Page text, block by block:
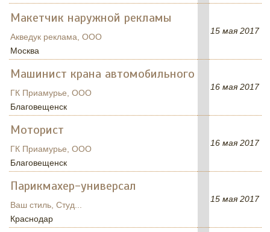
Макетчик наружной рекламы
Акведук реклама, ООО
Москва
15 мая 2017
Машинист крана автомобильного
ГК Приамурье, ООО
Благовещенск
16 мая 2017
Моторист
ГК Приамурье, ООО
Благовещенск
16 мая 2017
Парикмахер-универсал
Ваш стиль, Студ...
Краснодар
15 мая 2017